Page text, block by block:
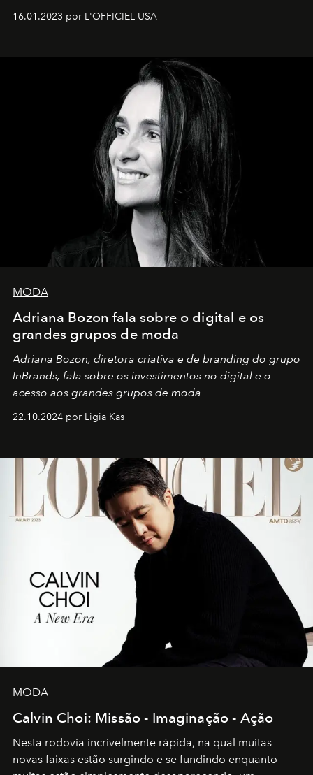
16.01.2023 por L'OFFICIEL USA
MODA
Adriana Bozon fala sobre o digital e os
grandes grupos de moda
Adriana Bozon, diretora criativa e de branding do grupo
InBrands, fala sobre os investimentos no digital e o
acesso aos grandes grupos de moda
22.10.2024 por Ligia Kas
MODA
Calvin Choi: Missão - Imaginação - Ação
Nesta rodovia incrivelmente rápida, na qual muitas
novas faixas estão surgindo e se fundindo enquanto